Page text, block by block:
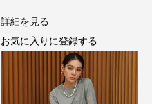
詳細を見る
お気に入りに登録する